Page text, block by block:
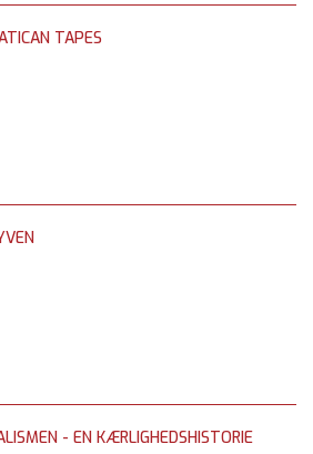
TAPES
- EN KÆRLIGHEDSHISTORIE